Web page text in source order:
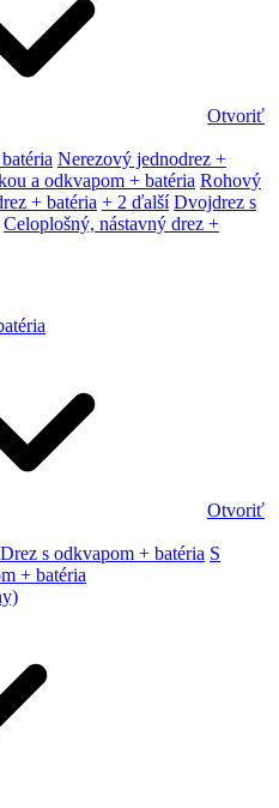
Otvoriť
Nerezový jednodrez +
a odkvapom + batéria Rohový
+ batéria + 2 ďalší Dvojdrez s
Celoplošný, nástavný drez +
Otvoriť
Drez s odkvapom + batéria S
+ batéria